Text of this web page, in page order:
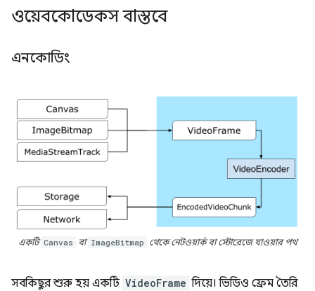
ওয়েবকোডেকস বাস্তবে
এনকোডিং
একটি Canvas বা ImageBitmap থেকে নেটওয়ার্ক বা স্টোরেজে যাওয়ার পথ
সবকিছুর শুরু হয় একটি VideoFrame দিয়ে। ভিডিও ফ্রেম তৈরি